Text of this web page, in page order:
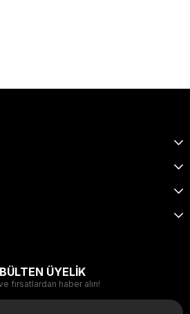
ÜYELİK
fırsatlardan haber alın!